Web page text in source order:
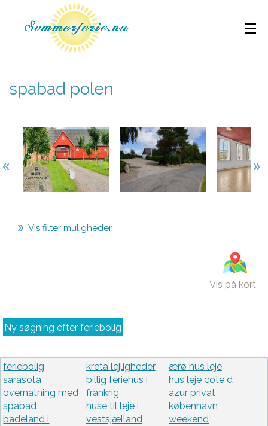
spabad polen
Vis filter muligheder
Vis på kort
Ny søgning efter feriebolig
feriebolig
sarasota
overnatning med
spabad
badeland i
kreta lejligheder
billig feriehus i
frankrig
huse til leje i
vestsjælland
ærø hus leje
hus leje cote d
azur privat
københavn
weekend